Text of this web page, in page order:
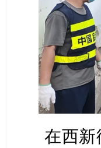
在西新